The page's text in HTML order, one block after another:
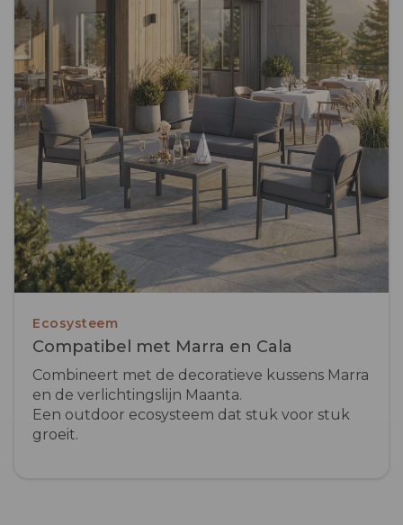
Ecosysteem
Compatibel met Marra en Cala
Combineert met de decoratieve kussens Marra
en de verlichtingslijn Maanta.
Een outdoor ecosysteem dat stuk voor stuk
groeit.